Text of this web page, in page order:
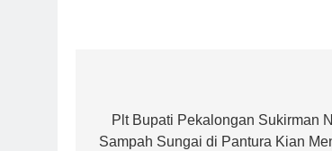
pos
Plt Bupati Pekalongan Sukirman
Sampah Sungai di Pantura Kian